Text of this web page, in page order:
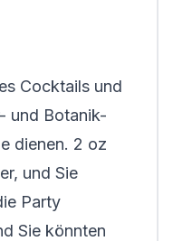
Cocktails und
und Botanik-
dienen. 2 oz
und Sie
Party
Sie könnten